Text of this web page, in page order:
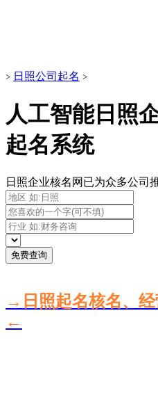
> 日照公司起名 >
人工智能日照
起名系统
日照企业核名网已为众多公司
免费查询
→日照起名核名、
←